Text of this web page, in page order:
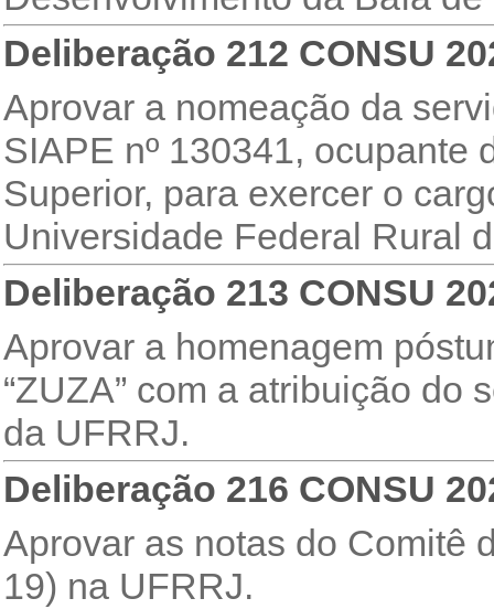
Deliberação 212 CONSU
Aprovar a nomeação da
SIAPE nº 130341, ocupante
Superior, para exercer o
Universidade Federal Rural
Deliberação 213 CONSU
Aprovar a homenagem
“ZUZA” com a atribuição do
da UFRRJ.
Deliberação 216 CONSU
Aprovar as notas do Comitê
19) na UFRRJ.